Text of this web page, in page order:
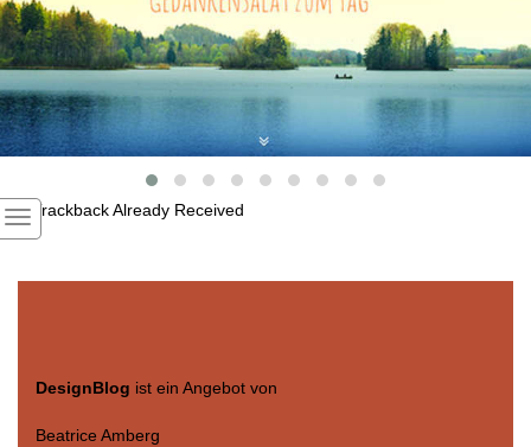
1 Trackback Already Received
DesignBlog ist ein Angebot von
Beatrice Amberg